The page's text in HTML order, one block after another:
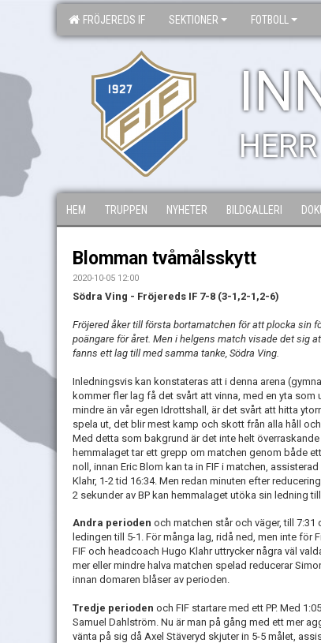
FRÖJEREDS IF SEKTIONER FOTBOLL
HERR
HEM TRUPPEN NYHETER BILDGALLERI
Blomman tvåmålsskytt
2020-10-05 12:00
Södra Ving - Fröjereds IF 7-8 (3-1,2-1,2-6)
Fröjered åker till första bortamatchen för att plocka sin
poängare för året. Men i helgens match visade det sig
fanns ett lag till med samma tanke, Södra Ving.
Inledningsvis kan konstateras att i denna arena
kommer fler lag få det svårt att vinna, med en yta som
mindre än vår egen Idrottshall, är det svårt att hitta
spela ut, det blir mest kamp och skott från alla håll
Med detta som bakgrund är det inte helt
hemmalaget tar ett grepp om matchen genom både
noll, innan Eric Blom kan ta in FIF i matchen, assisterad
Klahr, 1-2 tid 16:34. Men redan minuten efter
2 sekunder av BP kan hemmalaget utöka sin ledning
Andra perioden och matchen står och väger, till
ledingen till 5-1. För många lag, ridå ned, men inte
FIF och headcoach Hugo Klahr uttrycker några väl
mer eller mindre halva matchen spelad reducerar
innan domaren blåser av perioden.
Tredje perioden och FIF startare med ett PP. Med
Samuel Dahlström. Nu är man på gång med ett mer
vänta på sig då Axel Stäveryd skjuter in 5-5 målet,